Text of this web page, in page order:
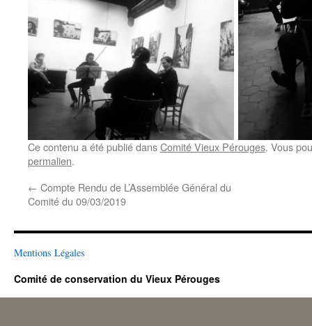
Ce contenu a été publié dansComité Vieux Pérouges. Vous
permalien.
← Compte Rendu de L’Assemblée Général du
Comité du 09/03/2019
Mentions Légales
Comité de conservation du Vieux Pérouges